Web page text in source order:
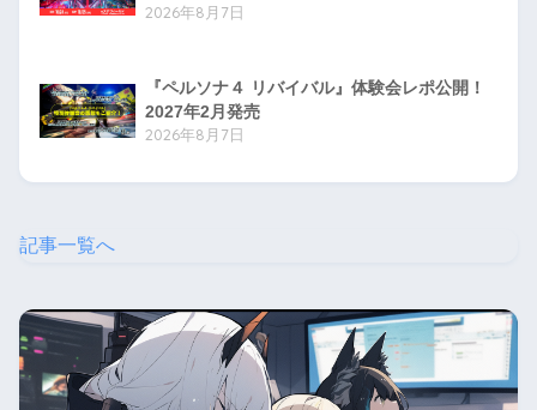
2026年8月7日
『ペルソナ４ リバイバル』体験会レポ公開！
2027年2月発売
2026年8月7日
記事一覧へ